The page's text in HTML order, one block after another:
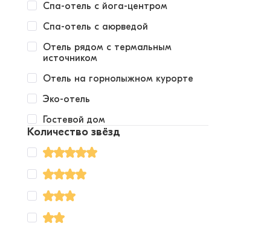
Спа-отель с йога-центром
Спа-отель с аюрведой
Отель рядом с термальным
источником
Отель на горнолыжном курорте
Эко-отель
Гостевой дом
Количество звёзд